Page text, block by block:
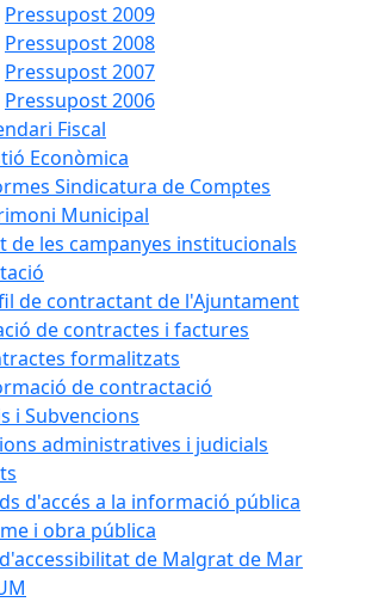
Pressupost 2009
Pressupost 2008
Pressupost 2007
Pressupost 2006
Fiscal
Econòmica
Sindicatura de Comptes
Municipal
de les campanyes institucionals
de contractant de l'Ajuntament
de contractes i factures
formalitzats
de contractació
i Subvencions
administratives i judicials
d'accés a la informació pública
i obra pública
de Malgrat de Mar